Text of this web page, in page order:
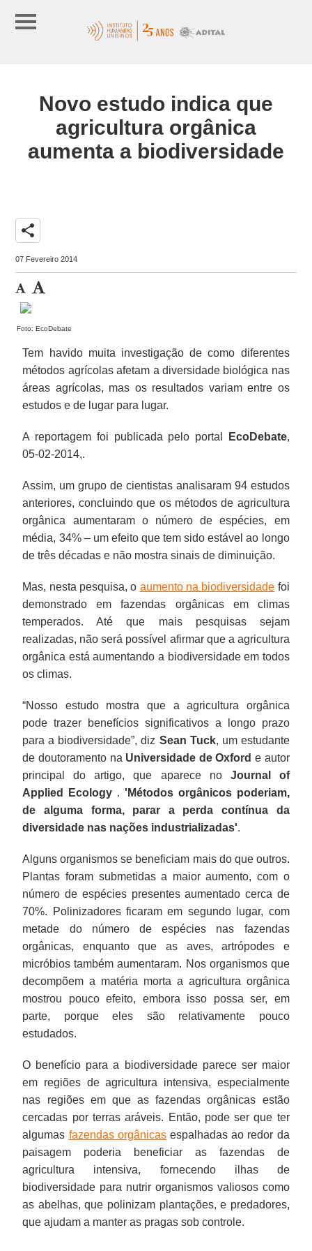
Novo estudo indica que
agricultura orgânica
aumenta a biodiversidade
share
07 Fevereiro 2014
Foto: EcoDebate
Tem havido muita investigação de como diferentes
métodos agrícolas afetam a diversidade biológica nas
áreas agrícolas, mas os resultados variam entre os
estudos e de lugar para lugar.
A reportagem foi publicada pelo portal EcoDebate,
05-02-2014,.
Assim, um grupo de cientistas analisaram 94 estudos
anteriores, concluindo que os métodos de agricultura
orgânica aumentaram o número de espécies, em
média, 34% – um efeito que tem sido estável ao longo
de três décadas e não mostra sinais de diminuição.
Mas, nesta pesquisa, o aumento na biodiversidade foi
demonstrado em fazendas orgânicas em climas
temperados. Até que mais pesquisas sejam
realizadas, não será possível afirmar que a agricultura
orgânica está aumentando a biodiversidade em todos
os climas.
“Nosso estudo mostra que a agricultura orgânica
pode trazer benefícios significativos a longo prazo
para a biodiversidade”, diz Sean Tuck, um estudante
de doutoramento na Universidade de Oxford e autor
principal do artigo, que aparece no Journal of
Applied Ecology . 'Métodos orgânicos poderiam,
de alguma forma, parar a perda contínua da
diversidade nas nações industrializadas'.
Alguns organismos se beneficiam mais do que outros.
Plantas foram submetidas a maior aumento, com o
número de espécies presentes aumentado cerca de
70%. Polinizadores ficaram em segundo lugar, com
metade do número de espécies nas fazendas
orgânicas, enquanto que as aves, artrópodes e
micróbios também aumentaram. Nos organismos que
decompõem a matéria morta a agricultura orgânica
mostrou pouco efeito, embora isso possa ser, em
parte, porque eles são relativamente pouco
estudados.
O benefício para a biodiversidade parece ser maior
em regiões de agricultura intensiva, especialmente
nas regiões em que as fazendas orgânicas estão
cercadas por terras aráveis. Então, pode ser que ter
algumas fazendas orgânicasespalhadas ao redor da
paisagem poderia beneficiar as fazendas de
agricultura intensiva, fornecendo ilhas de
biodiversidade para nutrir organismos valiosos como
as abelhas, que polinizam plantações, e predadores,
que ajudam a manter as pragas sob controle.